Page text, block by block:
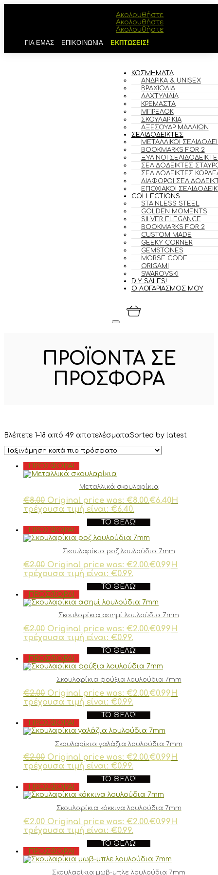
Ακολουθήστε
Ακολουθήστε
Ακολουθήστε
ΓΙΑ ΕΜΑΣ ΕΠΙΚΟΙΝΩΝΙΑ ΕΚΠΤΩΣΕΙΣ!
ΚΟΣΜΗΜΑΤΑ
ΑΝΔΡΙΚΆ & UNISEX
ΒΡΑΧΙΌΛΙΑ
ΔΑΧΤΥΛΊΔΙΑ
ΚΡΕΜΑΣΤΆ
ΜΠΡΕΛΌΚ
ΣΚΟΥΛΑΡΊΚΙΑ
ΑΞΕΣΟΥΆΡ ΜΑΛΛΙΏΝ
ΣΕΛΙΔΟΔΕΙΚΤΕΣ
ΜΕΤΑΛΛΙΚΟΊ
BOOKMARKS FOR 2
ΞΎΛΙΝΟΙ
ΣΕΛΙΔΟΔΕΊΚΤΕΣ
ΣΕΛΙΔΟΔΕΊΚΤΕΣ
ΔΙΆΦΟΡΟΙ
ΕΠΟΧΙΑΚΟΊ
COLLECTIONS
STAINLESS STEEL
GOLDEN MOMENTS
SILVER ELEGANCE
BOOKMARKS FOR 2
CUSTOM MADE
GEEKY CORNER
GEMSTONES
MORSE CODE
ORIGAMI
SWAROVSKI
DIY SALES!
Ο ΛΟΓΑΡΙΑΣΜΟΣ ΜΟΥ
ΠΡΟΪΌΝΤΑ ΣΕ
ΠΡΟΣΦΟΡΆ
Βλέπετε 1–18 από 49 αποτελέσματαSorted by latest
ΠΡΟΣΦΟΡΆ!
Μεταλλικά σκουλαρίκια
€8.00 Original price was: €8.00.€6.40Η
τρέχουσα τιμή είναι: €6.40.
ΤΟ ΘΈΛΩ!
ΠΡΟΣΦΟΡΆ!
Σκουλαρίκια ροζ λουλούδια 7mm
€2.00 Original price was: €2.00.€0.99Η
τρέχουσα τιμή είναι: €0.99.
ΤΟ ΘΈΛΩ!
ΠΡΟΣΦΟΡΆ!
Σκουλαρίκια ασημί λουλούδια 7mm
€2.00 Original price was: €2.00.€0.99Η
τρέχουσα τιμή είναι: €0.99.
ΤΟ ΘΈΛΩ!
ΠΡΟΣΦΟΡΆ!
Σκουλαρίκια φούξια λουλούδια 7mm
€2.00 Original price was: €2.00.€0.99Η
τρέχουσα τιμή είναι: €0.99.
ΤΟ ΘΈΛΩ!
ΠΡΟΣΦΟΡΆ!
Σκουλαρίκια γαλάζια λουλούδια 7mm
€2.00 Original price was: €2.00.€0.99Η
τρέχουσα τιμή είναι: €0.99.
ΤΟ ΘΈΛΩ!
ΠΡΟΣΦΟΡΆ!
Σκουλαρίκια κόκκινα λουλούδια 7mm
€2.00 Original price was: €2.00.€0.99Η
τρέχουσα τιμή είναι: €0.99.
ΤΟ ΘΈΛΩ!
ΠΡΟΣΦΟΡΆ!
Σκουλαρίκια μωβ-μπλε λουλούδια 7mm